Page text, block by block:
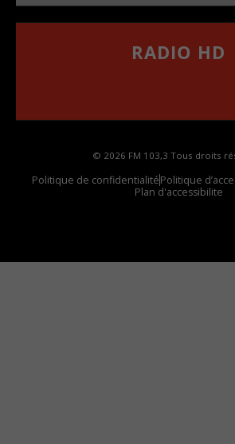
RADIO HD
© 2026 FM 103,3 Tous droits
Politique de confidentialitéPolitique
Plan d'accessibilite